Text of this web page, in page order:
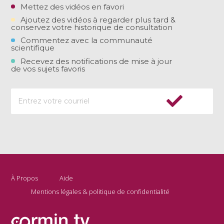
Mettez des vidéos en favori
Ajoutez des vidéos à regarder plus tard &
conservez votre historique de consultation
Commentez avec la communauté
scientifique
Recevez des notifications de mise à jour
de vos sujets favoris
À Propos
Aide
Mentions légales & politique de confidentialité